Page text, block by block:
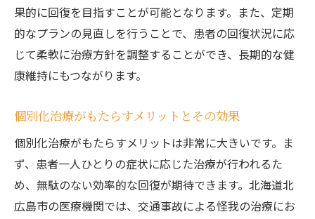
果的に回復を目指すことが可能となります。また、定期
的なプランの見直しを行うことで、患者の回復状況に応
じて柔軟に治療方針を調整することができ、長期的な健
康維持にもつながります。
個別化治療がもたらすメリットとその効果
個別化治療がもたらすメリットは非常に大きいです。ま
ず、患者一人ひとりの症状に応じた治療が行われるた
め、無駄のない効率的な回復が期待できます。北海道北
広島市の医療機関では、交通事故による怪我の治療にお